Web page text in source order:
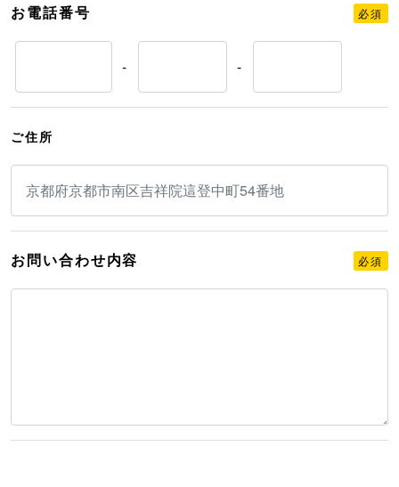
お電話番号 必須
- -
ご住所
お問い合わせ内容 必須